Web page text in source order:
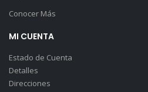
Conocer Más
MI CUENTA
Estado de Cuenta
Detalles
Direcciones